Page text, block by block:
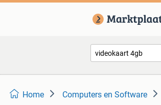
Home Computers en Software